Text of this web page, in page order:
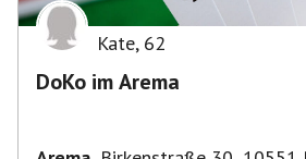
Kate, 62
DoKo im Arema